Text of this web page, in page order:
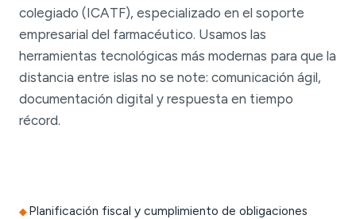
colegiado (ICATF), especializado en el soporte
empresarial del farmacéutico. Usamos las
herramientas tecnológicas más modernas para que la
distancia entre islas no se note: comunicación ágil,
documentación digital y respuesta en tiempo
récord.
Planificación fiscal y cumplimiento de obligaciones